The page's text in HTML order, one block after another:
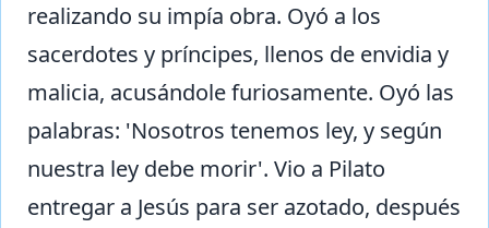
realizando su impía obra. Oyó a los
sacerdotes y príncipes, llenos de envidia y
malicia, acusándole furiosamente. Oyó las
palabras: 'Nosotros tenemos ley, y según
nuestra ley debe morir'. Vio a Pilato
entregar a Jesús para ser azotado, después